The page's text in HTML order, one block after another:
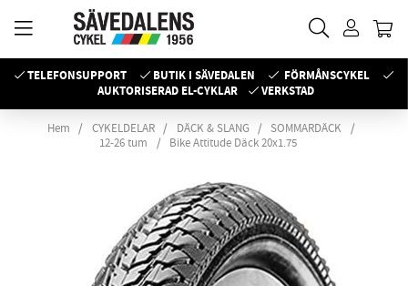
TELEFONSUPPORT BUTIK I SÄVEDALEN
FÖRMÅNSCYKEL
AUKTORISERAD EL-CYKLAR
VERKSTAD
Hem CYKELDELAR DÄCK & SLANG
SOMMARDÄCK
12-26 tum
Bike Attitude Däck 20x1.75